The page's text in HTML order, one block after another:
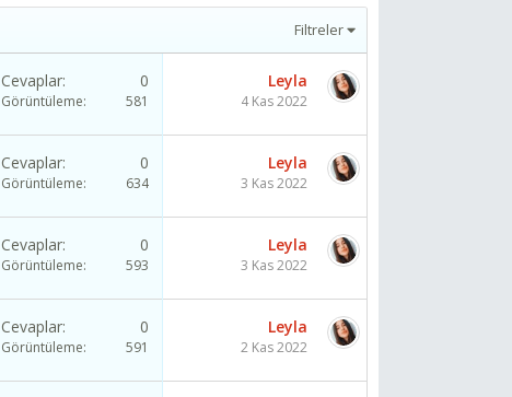
Filtreler
Cevaplar 0
Görüntüleme 581
Leyla
4 Kas 2022
Cevaplar 0
Görüntüleme 634
Leyla
3 Kas 2022
Cevaplar 0
Görüntüleme 593
Leyla
3 Kas 2022
Cevaplar 0
Görüntüleme 591
Leyla
2 Kas 2022